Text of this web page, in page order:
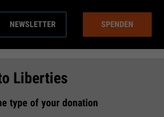
NEWSLETTER SPENDEN
to Liberties
type of your donation